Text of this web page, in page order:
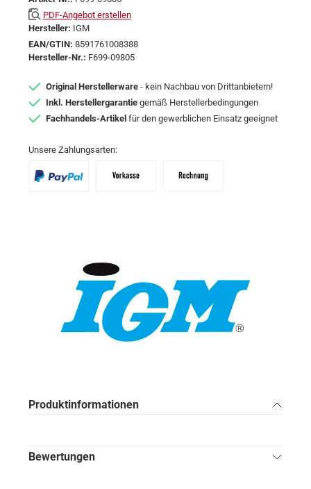
PDF-Angebot erstellen
Hersteller: IGM
EAN/GTIN: 8591761008388
Hersteller-Nr.: F699-09805
Original Herstellerware - kein Nachbau von Drittanbietern!
Inkl. Herstellergarantie gemäß Herstellerbedingungen
Fachhandels-Artikel für den gewerblichen Einsatz geeignet
Unsere Zahlungsarten:
Produktinformationen
Bewertungen